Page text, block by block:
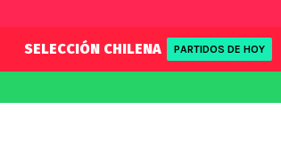
SELECCIÓN CHILENA REDSPORT
PARTIDOS DE HOY